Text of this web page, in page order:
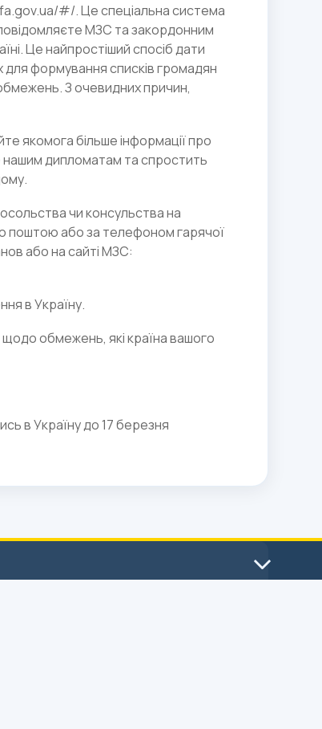
#/. Це спеціальна система
повідомляєте МЗС та закордонним
Це найпростіший спосіб дати
формування списків громадян
З очевидних причин,
якомога більше інформації про
дипломатам та спростить
чи консульства на
поштою або за телефоном гарячої
або на сайті МЗС:
в Україну.
обмежень, які країна вашого
в Україну до 17 березня